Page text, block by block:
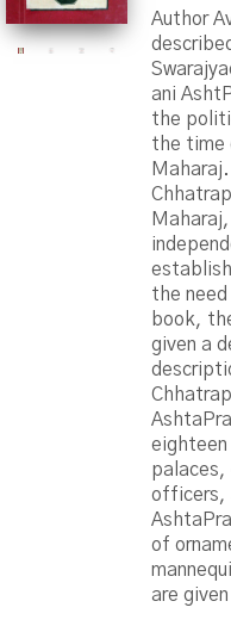
Author
ani
the
the time
the
book,
given a
palaces,
officers,
of
are